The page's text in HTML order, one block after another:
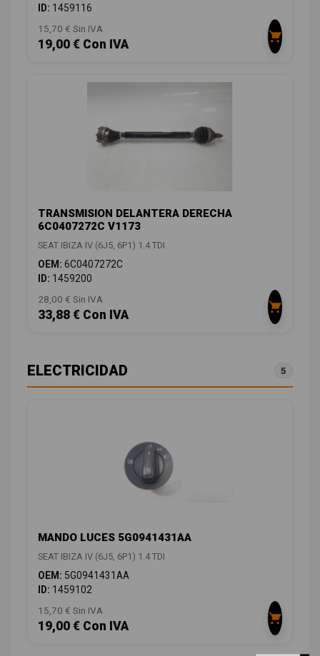
ID: 1459116
15,70 € Sin IVA
19,00 € Con IVA
TRANSMISION DELANTERA DERECHA
6C0407272C V1173
SEAT IBIZA IV (6J5, 6P1) 1.4 TDI
OEM: 6C0407272C
ID: 1459200
28,00 € Sin IVA
33,88 € Con IVA
ELECTRICIDAD 5
MANDO LUCES 5G0941431AA
SEAT IBIZA IV (6J5, 6P1) 1.4 TDI
OEM: 5G0941431AA
ID: 1459102
15,70 € Sin IVA
19,00 € Con IVA